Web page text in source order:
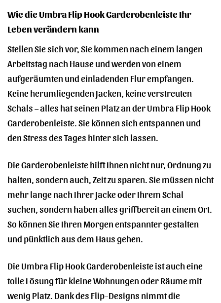
Wie die Umbra Flip Hook Garderobenleiste Ihr
Leben verändern kann
Stellen Sie sich vor, Sie kommen nach einem langen
Arbeitstag nach Hause und werden von einem
aufgeräumten und einladenden Flur empfangen.
Keine herumliegenden Jacken, keine verstreuten
Schals – alles hat seinen Platz an der Umbra Flip Hook
Garderobenleiste. Sie können sich entspannen und
den Stress des Tages hinter sich lassen.
Die Garderobenleiste hilft Ihnen nicht nur, Ordnung zu
halten, sondern auch, Zeit zu sparen. Sie müssen nicht
mehr lange nach Ihrer Jacke oder Ihrem Schal
suchen, sondern haben alles griffbereit an einem Ort.
So können Sie Ihren Morgen entspannter gestalten
und pünktlich aus dem Haus gehen.
Die Umbra Flip Hook Garderobenleiste ist auch eine
tolle Lösung für kleine Wohnungen oder Räume mit
wenig Platz. Dank des Flip-Designs nimmt die